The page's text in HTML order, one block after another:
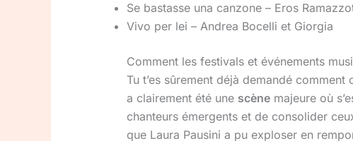
Se bastasse una canzone – Eros
Vivo per lei – Andrea Bocelli et Giorgia
Comment les festivals et événements
Tu t’es sûrement déjà demandé
a clairement été une scènemajeure où
chanteurs émergents et de consolider
que Laura Pausini a pu exploser en